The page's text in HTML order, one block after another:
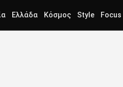
Ελλάδα Κόσμος Style Focus